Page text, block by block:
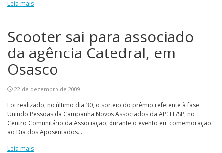
Leia mais
Scooter sai para associado
da agência Catedral, em
Osasco
22 de dezembro de 2009
Foi realizado, no último dia 30, o sorteio do prêmio referente à fase
Unindo Pessoas da Campanha Novos Associados da APCEF/SP, no
Centro Comunitário da Associação, durante o evento em comemoração
ao Dia dos Aposentados....
Leia mais